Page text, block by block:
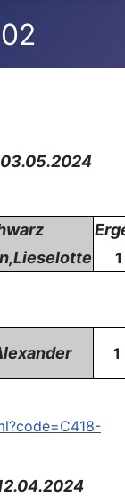
03.05.2024
1